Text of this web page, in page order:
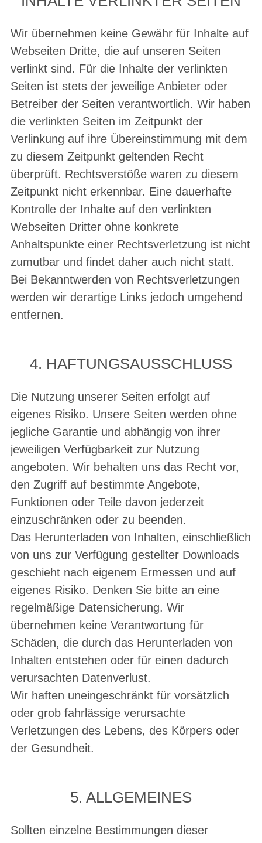
Wir übernehmen keine Gewähr für Inhalte auf
Webseiten Dritte, die auf unseren Seiten
verlinkt sind. Für die Inhalte der verlinkten
Seiten ist stets der jeweilige Anbieter oder
Betreiber der Seiten verantwortlich. Wir haben
die verlinkten Seiten im Zeitpunkt der
Verlinkung auf ihre Übereinstimmung mit dem
zu diesem Zeitpunkt geltenden Recht
überprüft. Rechtsverstöße waren zu diesem
Zeitpunkt nicht erkennbar. Eine dauerhafte
Kontrolle der Inhalte auf den verlinkten
Webseiten Dritter ohne konkrete
Anhaltspunkte einer Rechtsverletzung ist nicht
zumutbar und findet daher auch nicht statt.
Bei Bekanntwerden von Rechtsverletzungen
werden wir derartige Links jedoch umgehend
entfernen.
4. HAFTUNGSAUSSCHLUSS
Die Nutzung unserer Seiten erfolgt auf
eigenes Risiko. Unsere Seiten werden ohne
jegliche Garantie und abhängig von ihrer
jeweiligen Verfügbarkeit zur Nutzung
angeboten. Wir behalten uns das Recht vor,
den Zugriff auf bestimmte Angebote,
Funktionen oder Teile davon jederzeit
einzuschränken oder zu beenden.
Das Herunterladen von Inhalten, einschließlich
von uns zur Verfügung gestellter Downloads
geschieht nach eigenem Ermessen und auf
eigenes Risiko. Denken Sie bitte an eine
regelmäßige Datensicherung. Wir
übernehmen keine Verantwortung für
Schäden, die durch das Herunterladen von
Inhalten entstehen oder für einen dadurch
verursachten Datenverlust.
Wir haften uneingeschränkt für vorsätzlich
oder grob fahrlässige verursachte
Verletzungen des Lebens, des Körpers oder
der Gesundheit.
5. ALLGEMEINES
Sollten einzelne Bestimmungen dieser